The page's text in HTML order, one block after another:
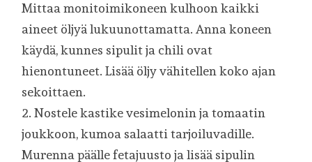
Mittaa monitoimikoneen kulhoon kaikki
aineet öljyä lukuunottamatta. Anna koneen
käydä, kunnes sipulit ja chili ovat
hienontuneet. Lisää öljy vähitellen koko ajan
sekoittaen.
2. Nostele kastike vesimelonin ja tomaatin
joukkoon, kumoa salaatti tarjoiluvadille.
Murenna päälle fetajuusto ja lisää sipulin